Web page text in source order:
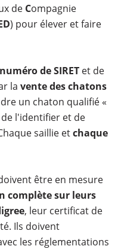
de Compagnie
) pour élever et faire
numéro de SIRET et de
la vente des chatons
un chaton qualifié «
l'identifier et de
saillie etchaque
être en mesure
complète sur leurs
, leur certificat de
Ils doivent
les réglementations